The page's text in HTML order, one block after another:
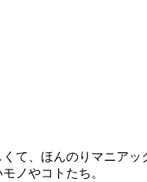
て、ほんのりマニアッ
ノやコトたち。